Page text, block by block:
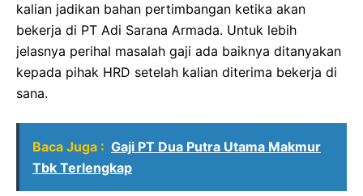
kalian jadikan bahan pertimbangan ketika akan
bekerja di PT Adi Sarana Armada. Untuk lebih
jelasnya perihal masalah gaji ada baiknya ditanyakan
kepada pihak HRD setelah kalian diterima bekerja di
sana.
Baca Juga : Gaji PT Dua Putra Utama Makmur
Tbk Terlengkap